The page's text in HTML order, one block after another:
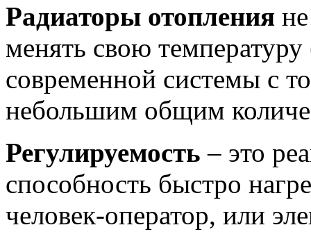
Радиаторы отопления
менять свою
современной системы с
небольшим общим
Регулируемость – это
способность быстро
человек-оператор, или